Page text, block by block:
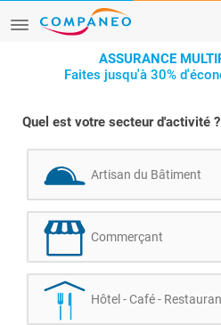
ASSURANCE
Faites jusqu'à 30%
Quel est votre secteur d'activité ?
Artisan du Bâtiment
Commerçant
Hôtel - Café -